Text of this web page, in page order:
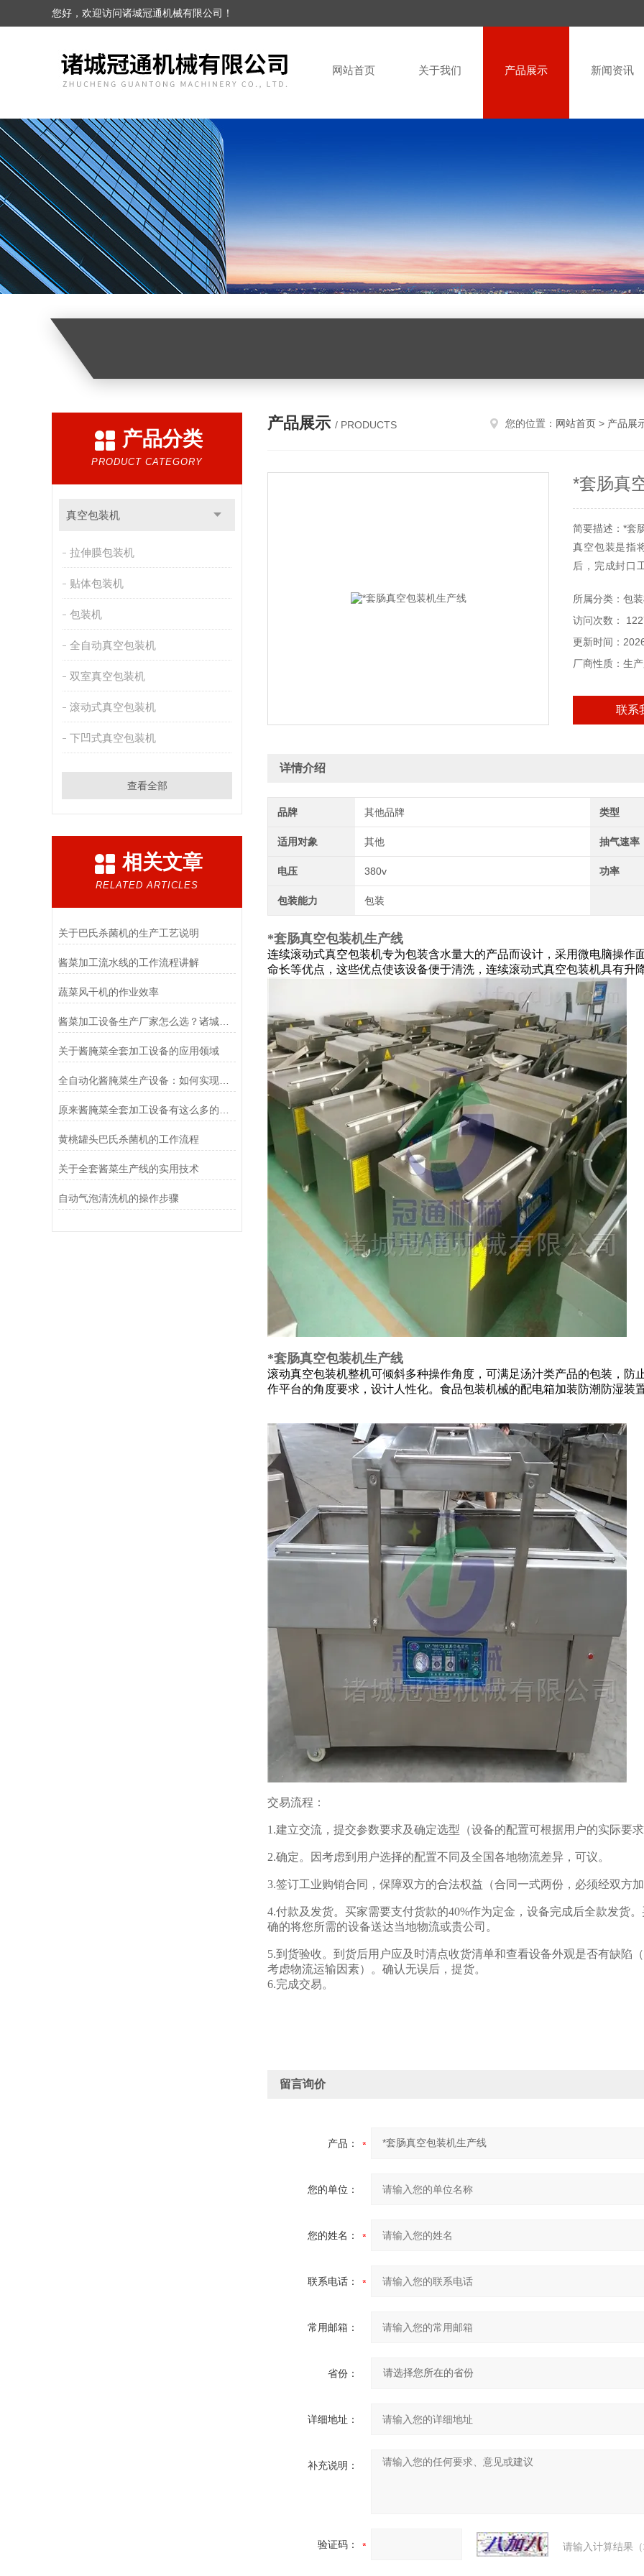
您好，欢迎访问诸城冠通机械有限公司！
网站首页 关于我们 产品展示 新闻资讯
产品分类
PRODUCT CATEGORY
真空包装机
拉伸膜包装机
贴体包装机
包装机
全自动真空包装机
双室真空包装机
滚动式真空包装机
下凹式真空包装机
查看全部
相关文章
RELATED ARTICLES
关于巴氏杀菌机的生产工艺说明
酱菜加工流水线的工作流程讲解
蔬菜风干机的作业效率
酱菜加工设备生产厂家怎么选？诸城冠通机械为您支招
关于酱腌菜全套加工设备的应用领域
全自动化酱腌菜生产设备：如何实现规模化与高效生产
黄桃罐头巴氏杀菌机的工作流程
关于全套酱菜生产线的实用技术
自动气泡清洗机的操作步骤
产品展示 / PRODUCTS 您的位置： 网站首页 > 产品展
*套肠真
简要描述：*套
真空包装是指
后，完成封口
数微生物的生
和食品细胞内
所属分类：包
访问次数：
更新时间：
厂商性质：生
联系
详情介绍
品牌 其他品牌 类型
适用对象 其他 抽气速率
电压 380v 功率
包装能力 包装
*套肠真空包装机生产线
连续滚动式真空包装机专为包装含水量大的产品而设计，采用微电脑操作
命长等优点，这些优点使该设备便于清洗，连续滚动式真空包装机具有升
*套肠真空包装机生产线
滚动真空包装机整机可倾斜多种操作角度，可满足汤汁类产品的包装，防
作平台的角度要求，设计人性化。食品包装机械的配电箱加装防潮防湿
交易流程：
1.建立交流，提交参数要求及确定选型（设备的配置可根据用户的实际要
2.确定。因考虑到用户选择的配置不同及全国各地物流差异，可议。
3.签订工业购销合同，保障双方的合法权益（合同一式两份，必须经双方
4.付款及发货。买家需要支付货款的40%作为定金，设备完成后全款发货
确的将您所需的设备送达当地物流或贵公司。
5.到货验收。到货后用户应及时清点收货清单和查看设备外观是否有缺陷
考虑物流运输因素）。确认无误后，提货。
6.完成交易。
留言询价
产品：
您的单位：
您的姓名：
联系电话：
常用邮箱：
省份：
详细地址：
补充说明：
验证码： 请输入计算结果